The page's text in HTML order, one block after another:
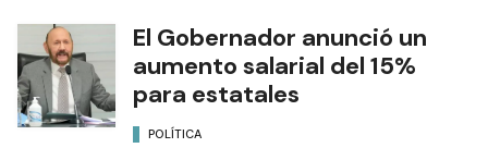
El Gobernador anunció un
aumento salarial del 15%
para estatales
POLÍTICA